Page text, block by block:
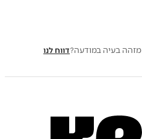
מזהה בעיה במודעה?דווח לנו